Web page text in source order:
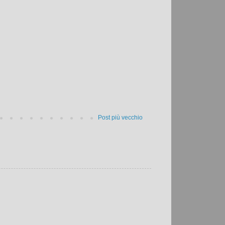
Post più vecchio